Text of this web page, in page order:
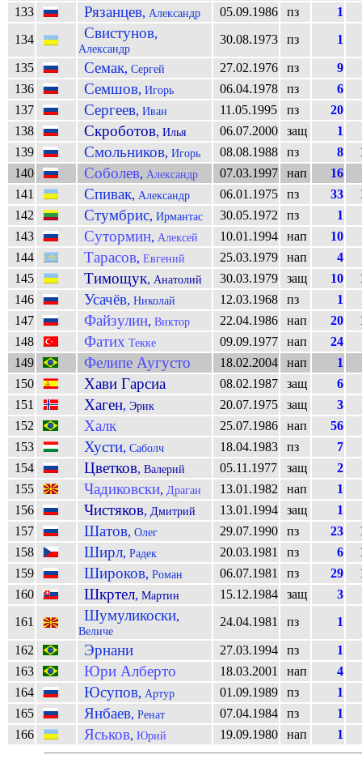
133
Рязанцев, Александр 05.09.1986 пз
1
134
Свистунов,
Александр
30.08.1973 пз 1
135 Семак, Сергей 27.02.1976 пз
9
136
Семшов, Игорь 06.04.1978 пз
6
137
Сергеев, Иван 11.05.1995 пз
20
138
Скроботов, Илья 06.07.2000 защ
1
139
Смольников, Игорь 08.08.1988 пз 8
140
Соболев, Александр 07.03.1997 нап
16
141
Спивак, Александр 06.01.1975 пз 33
142
Стумбрис, Ирмантас 30.05.1972 пз
1
143
Сутормин, Алексей 10.01.1994 нап
10
144
Тарасов, Евгений 25.03.1979 нап
4
145
Тимощук, Анатолий 30.03.1979 защ 10
146
Усачёв, Николай 12.03.1968 пз
1
147
Файзулин, Виктор 22.04.1986 нап 20
148
Фатих Текке 09.09.1977 нап
24
149
Фелипе Аугусто 18.02.2004 нап
1
150
Хави Гарсиа 08.02.1987 защ
6
151
Хаген, Эрик 20.07.1975 защ
3
152
Халк 25.07.1986 нап
56
153
Хусти, Саболч 18.04.1983 пз
7
154
Цветков, Валерий 05.11.1977 защ
2
155
Чадиковски, Драган 13.01.1982 нап
1
156
Чистяков, Дмитрий 13.01.1994 защ
1
157
Шатов, Олег 29.07.1990 пз 23
158
Ширл, Радек 20.03.1981 пз 6
159
Широков, Роман 06.07.1981 пз 29
160
Шкртел, Мартин 15.12.1984 защ
3
161
Шумуликоски,
Величе
24.04.1981 пз 1
162 Эрнани 27.03.1994 пз
1
163
Юри Алберто 18.03.2001 нап
4
164
Юсупов, Артур 01.09.1989 пз
1
165
Янбаев, Ренат 07.04.1984 пз
1
166
Яськов, Юрий 19.09.1980 нап 1